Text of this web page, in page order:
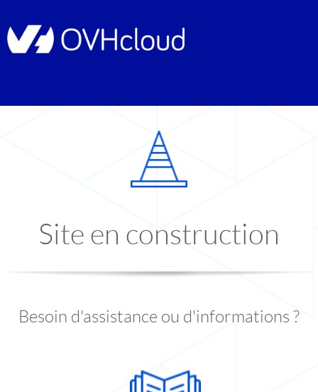
Site en construction
Besoin d'assistance ou d'informations ?